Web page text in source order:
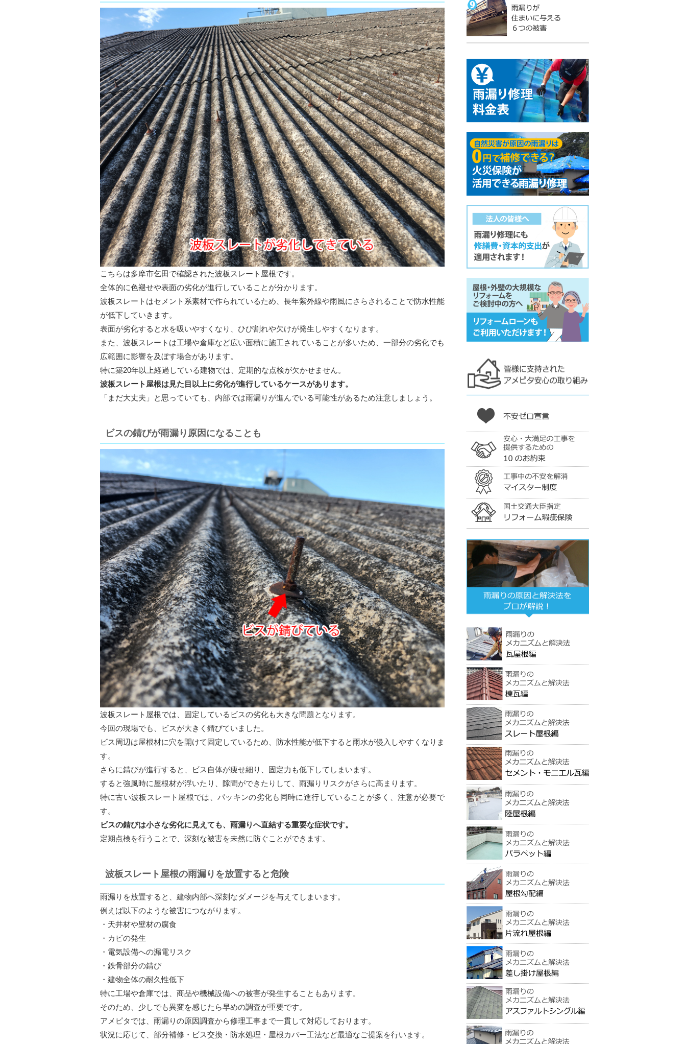
こちらは多摩市乞田で確認された波板スレート屋根です。
全体的に色褪せや表面の劣化が進行していることが分かります。
波板スレートはセメント系素材で作られているため、長年紫外線や雨風にさらされることで防水性能
が低下していきます。
表面が劣化すると水を吸いやすくなり、ひび割れや欠けが発生しやすくなります。
また、波板スレートは工場や倉庫など広い面積に施工されていることが多いため、一部分の劣化でも
広範囲に影響を及ぼす場合があります。
特に築20年以上経過している建物では、定期的な点検が欠かせません。
波板スレート屋根は見た目以上に劣化が進行しているケースがあります。
「まだ大丈夫」と思っていても、内部では雨漏りが進んでいる可能性があるため注意しましょう。
ビスの錆びが雨漏り原因になることも
波板スレート屋根では、固定しているビスの劣化も大きな問題となります。
今回の現場でも、ビスが大きく錆びていました。
ビス周辺は屋根材に穴を開けて固定しているため、防水性能が低下すると雨水が侵入しやすくなりま
す。
さらに錆びが進行すると、ビス自体が痩せ細り、固定力も低下してしまいます。
すると強風時に屋根材が浮いたり、隙間ができたりして、雨漏りリスクがさらに高まります。
特に古い波板スレート屋根では、パッキンの劣化も同時に進行していることが多く、注意が必要で
す。
ビスの錆びは小さな劣化に見えても、雨漏りへ直結する重要な症状です。
定期点検を行うことで、深刻な被害を未然に防ぐことができます。
波板スレート屋根の雨漏りを放置すると危険
雨漏りを放置すると、建物内部へ深刻なダメージを与えてしまいます。
例えば以下のような被害につながります。
・天井材や壁材の腐食
・カビの発生
・電気設備への漏電リスク
・鉄骨部分の錆び
・建物全体の耐久性低下
特に工場や倉庫では、商品や機械設備への被害が発生することもあります。
そのため、少しでも異変を感じたら早めの調査が重要です。
アメピタでは、雨漏りの原因調査から修理工事まで一貫して対応しております。
状況に応じて、部分補修・ビス交換・防水処理・屋根カバー工法など最適なご提案を行います。